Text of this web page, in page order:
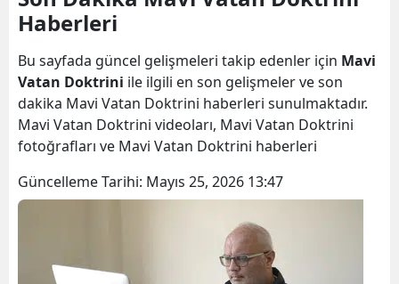
Bingöl
Bitlis
Bolu
Bursa
Çanakkale
Çankırı
Haberleri
Bu sayfada güncel gelişmeleri takip edenler için Mavi
Vatan Doktrini ile ilgili en son gelişmeler ve son
dakika Mavi Vatan Doktrini haberleri sunulmaktadır.
Mavi Vatan Doktrini videoları, Mavi Vatan Doktrini
fotoğrafları ve Mavi Vatan Doktrini haberleri
Güncelleme Tarihi: Mayıs 25, 2026 13:47